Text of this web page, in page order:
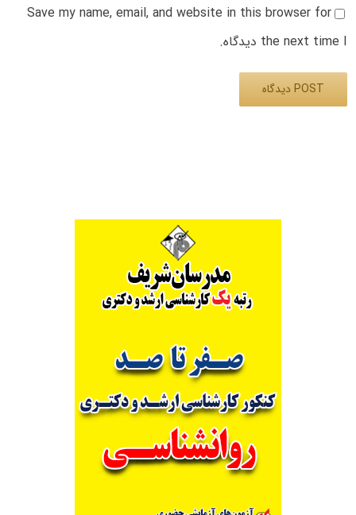
Save my name, email, and website in this browser for
the next time I دیدگاه.